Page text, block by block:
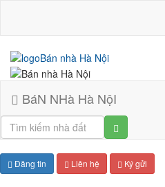
BáN NHà Hà NộI
Đăng tin Liên hệ Ký gửi